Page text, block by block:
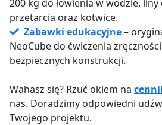
200 kg do łowienia w wodzie,
przetarcia oraz kotwice.
Zabawki edukacyjne–
NeoCube do ćwiczenia
bezpiecznych konstrukcji.
Wahasz się? Rzuć okiem na
nas. Doradzimy odpowiedni
Twojego projektu.